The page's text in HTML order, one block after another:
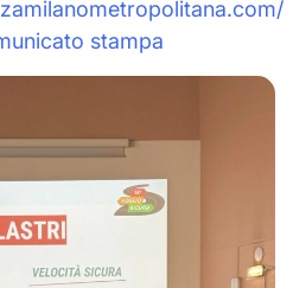
stampa